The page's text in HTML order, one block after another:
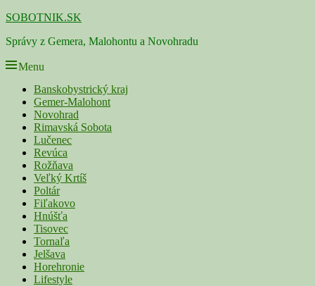
Skip
content
SOBOTNIK.SK
Správy z Gemera, Malohontu a Novohradu
Menu
Primárne
menu
Banskobystrický kraj
Gemer-Malohont
Novohrad
Rimavská Sobota
Lučenec
Revúca
Rožňava
Veľký Krtíš
Poltár
Fiľakovo
Hnúšťa
Tisovec
Tornaľa
Jelšava
Horehronie
Lifestyle